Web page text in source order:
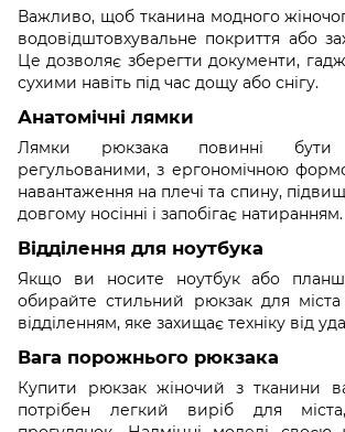
Важливо, щоб тканина модного
водовідштовхувальне покриття або
Це дозволяє зберегти документи,
сухими навіть під час дощу або снігу.
Анатомічні лямки
Лямки рюкзака повинні
регульованими, з ергономічною
навантаження на плечі та спину,
довгому носінні і запобігає натиранням.
Відділення для ноутбука
Якщо ви носите ноутбук або
обирайте стильний рюкзак для міста
відділенням, яке захищає техніку від
Вага порожнього рюкзака
Купити рюкзак жіночий з тканини
потрібен легкий виріб для